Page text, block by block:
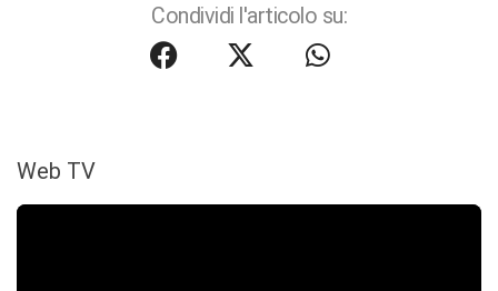
Condividi l'articolo su:
Web TV